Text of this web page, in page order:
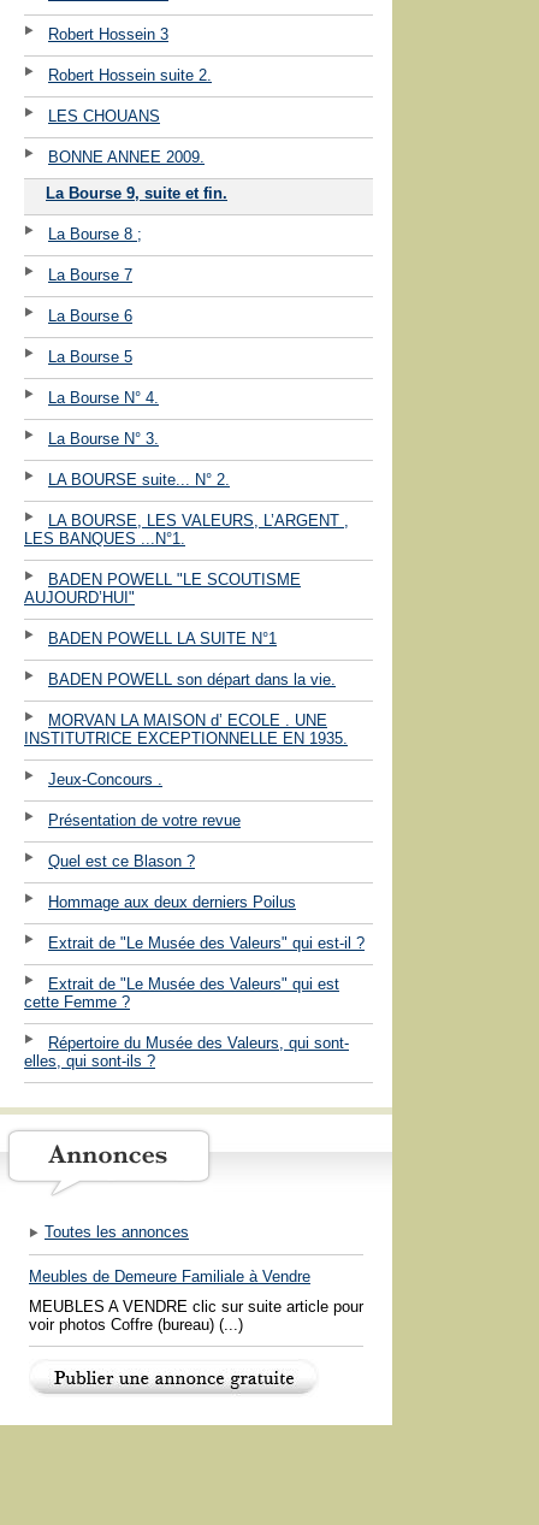
Robert Hossein 3
Robert Hossein suite 2.
LES CHOUANS
BONNE ANNEE 2009.
La Bourse 9, suite et fin.
La Bourse 8 ;
La Bourse 7
La Bourse 6
La Bourse 5
La Bourse N° 4.
La Bourse N° 3.
LA BOURSE suite... N° 2.
LA BOURSE, LES VALEURS, L’ARGENT ,
LES BANQUES ...N°1.
BADEN POWELL "LE SCOUTISME
AUJOURD’HUI"
BADEN POWELL LA SUITE N°1
BADEN POWELL son départ dans la vie.
MORVAN LA MAISON d’ ECOLE . UNE
INSTITUTRICE EXCEPTIONNELLE EN 1935.
Jeux-Concours .
Présentation de votre revue
Quel est ce Blason ?
Hommage aux deux derniers Poilus
Extrait de "Le Musée des Valeurs" qui est-il ?
Extrait de "Le Musée des Valeurs" qui est
cette Femme ?
Répertoire du Musée des Valeurs, qui sont-
elles, qui sont-ils ?
Toutes les annonces
Meubles de Demeure Familiale à Vendre
MEUBLES A VENDRE clic sur suite article pour
voir photos Coffre (bureau) (...)